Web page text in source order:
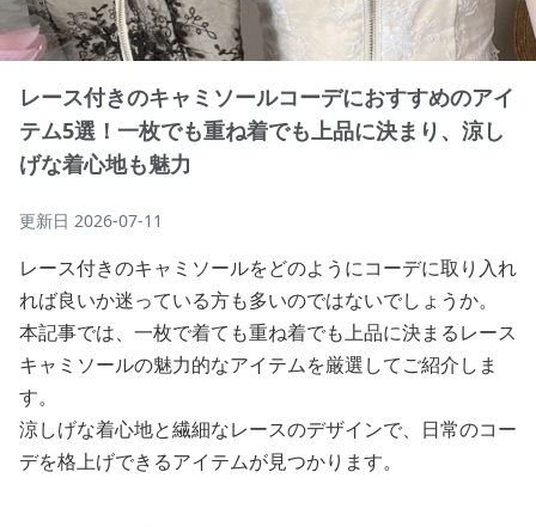
レース付きのキャミソールコーデにおすすめのアイ
テム5選！一枚でも重ね着でも上品に決まり、涼し
げな着心地も魅力
更新日 2026-07-11
レース付きのキャミソールをどのようにコーデに取り入れ
れば良いか迷っている方も多いのではないでしょうか。
本記事では、一枚で着ても重ね着でも上品に決まるレース
キャミソールの魅力的なアイテムを厳選してご紹介しま
す。
涼しげな着心地と繊細なレースのデザインで、日常のコー
デを格上げできるアイテムが見つかります。